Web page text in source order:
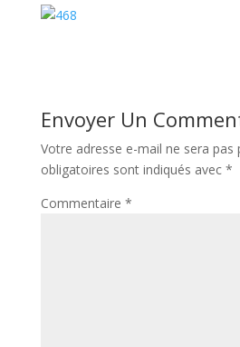
Envoyer Un
Votre adresse e-mail ne sera pas
obligatoires sont indiqués avec *
Commentaire *